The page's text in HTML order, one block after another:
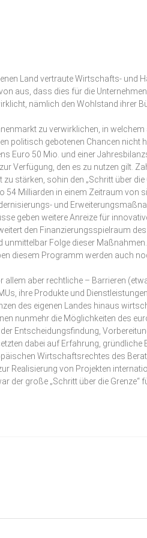
Land vertraute Wirtschafts- und
aus, dass dies für die
nämlich den Wohlstand ihrer
zu verwirklichen, in
politisch gebotenen Chancen nicht
Euro 50 Mio. und einer
Verfügung, den es zu nutzen gilt.
stärken, sohin den „Schritt über die
Milliarden in einem Zeitraum von
und
geben weitere Anreize für
den Finanzierungsspielraum
Folge dieser
diesem Programm werden auch
aber rechtliche – Barrieren
ihre Produkte und
des eigenen Landes hinaus
nunmehr die Möglichkeiten des
Entscheidungsfindung,
dabei auf Erfahrung, gründliche
Wirtschaftsrechtes des
Realisierung von Projekten
große „Schritt über die Grenze“